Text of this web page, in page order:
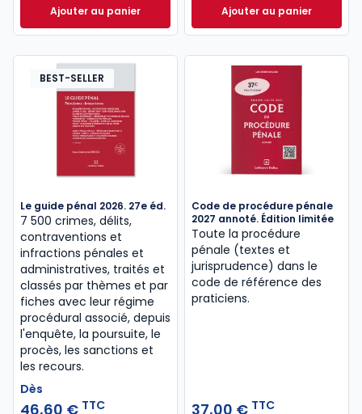
Ajouter au panierCode de procédure civile 2027 annoté. Édition
Ajouter au panier
Code du travail
BEST-SELLER
Le guide pénal 2026. 27e éd.
7 500 crimes, délits,
contraventions et
infractions pénales et
administratives, traités et
classés par thèmes et par
fiches avec leur régime
procédural associé, depuis
l'enquête, la poursuite, le
procès, les sanctions et
les recours.
Dès
46,60 € TTC
Code de procédure pénale
2027 annoté. Édition limitée
Toute la procédure
pénale (textes et
jurisprudence) dans le
code de référence des
praticiens.
37,00 € TTC